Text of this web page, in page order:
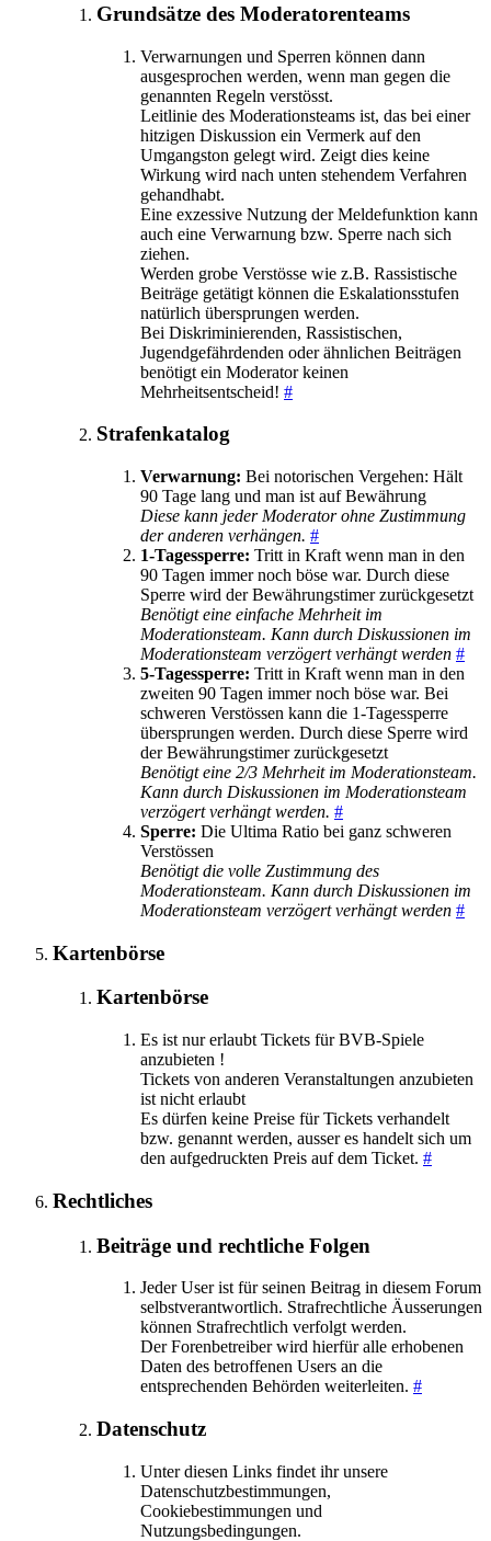
Grundsätze des Moderatorenteams
Verwarnungen und Sperren können dann
ausgesprochen werden, wenn man gegen die
genannten Regeln verstösst.
Leitlinie des Moderationsteams ist, das bei einer
hitzigen Diskussion ein Vermerk auf den
Umgangston gelegt wird. Zeigt dies keine
Wirkung wird nach unten stehendem Verfahren
gehandhabt.
Eine exzessive Nutzung der Meldefunktion kann
auch eine Verwarnung bzw. Sperre nach sich
ziehen.
Werden grobe Verstösse wie z.B. Rassistische
Beiträge getätigt können die Eskalationsstufen
natürlich übersprungen werden.
Bei Diskriminierenden, Rassistischen,
Jugendgefährdenden oder ähnlichen Beiträgen
benötigt ein Moderator keinen
Mehrheitsentscheid! #
Strafenkatalog
Verwarnung: Bei notorischen Vergehen: Hält
90 Tage lang und man ist auf Bewährung
Diese kann jeder Moderator ohne Zustimmung
der anderen verhängen. #
1-Tagessperre: Tritt in Kraft wenn man in den
90 Tagen immer noch böse war. Durch diese
Sperre wird der Bewährungstimer zurückgesetzt
Benötigt eine einfache Mehrheit im
Moderationsteam. Kann durch Diskussionen im
Moderationsteam verzögert verhängt werden #
5-Tagessperre: Tritt in Kraft wenn man in den
zweiten 90 Tagen immer noch böse war. Bei
schweren Verstössen kann die 1-Tagessperre
übersprungen werden. Durch diese Sperre wird
der Bewährungstimer zurückgesetzt
Benötigt eine 2/3 Mehrheit im Moderationsteam.
Kann durch Diskussionen im Moderationsteam
verzögert verhängt werden. #
Sperre: Die Ultima Ratio bei ganz schweren
Verstössen
Benötigt die volle Zustimmung des
Moderationsteam. Kann durch Diskussionen im
Moderationsteam verzögert verhängt werden #
Kartenbörse
Kartenbörse
Es ist nur erlaubt Tickets für BVB-Spiele
anzubieten !
Tickets von anderen Veranstaltungen anzubieten
ist nicht erlaubt
Es dürfen keine Preise für Tickets verhandelt
bzw. genannt werden, ausser es handelt sich um
den aufgedruckten Preis auf dem Ticket. #
Rechtliches
Beiträge und rechtliche Folgen
Jeder User ist für seinen Beitrag in diesem Forum
selbstverantwortlich. Strafrechtliche Äusserungen
können Strafrechtlich verfolgt werden.
Der Forenbetreiber wird hierfür alle erhobenen
Daten des betroffenen Users an die
entsprechenden Behörden weiterleiten. #
Datenschutz
Unter diesen Links findet ihr unsere
Datenschutzbestimmungen,
Cookiebestimmungen und
Nutzungsbedingungen.